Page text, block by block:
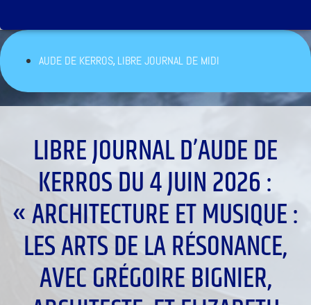
AUDE DE KERROS,LIBRE JOURNAL DE MIDI
LIBRE JOURNAL D’AUDE DE
KERROS DU 4 JUIN 2026 :
« ARCHITECTURE ET MUSIQUE :
LES ARTS DE LA RÉSONANCE,
AVEC GRÉGOIRE BIGNIER,